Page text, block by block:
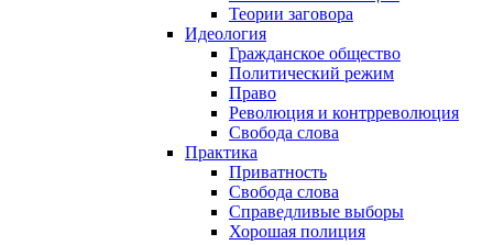
Теории заговора
Идеология
Гражданское общество
Политический режим
Право
Революция и контрреволюция
Свобода слова
Практика
Приватность
Свобода слова
Справедливые выборы
Хорошая полиция